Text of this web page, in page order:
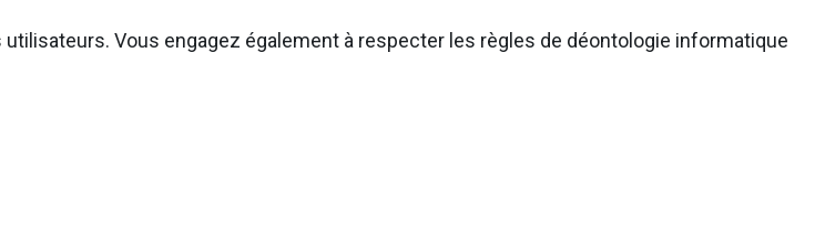
Vous engagez également à respecter les règles de déontologie informatique